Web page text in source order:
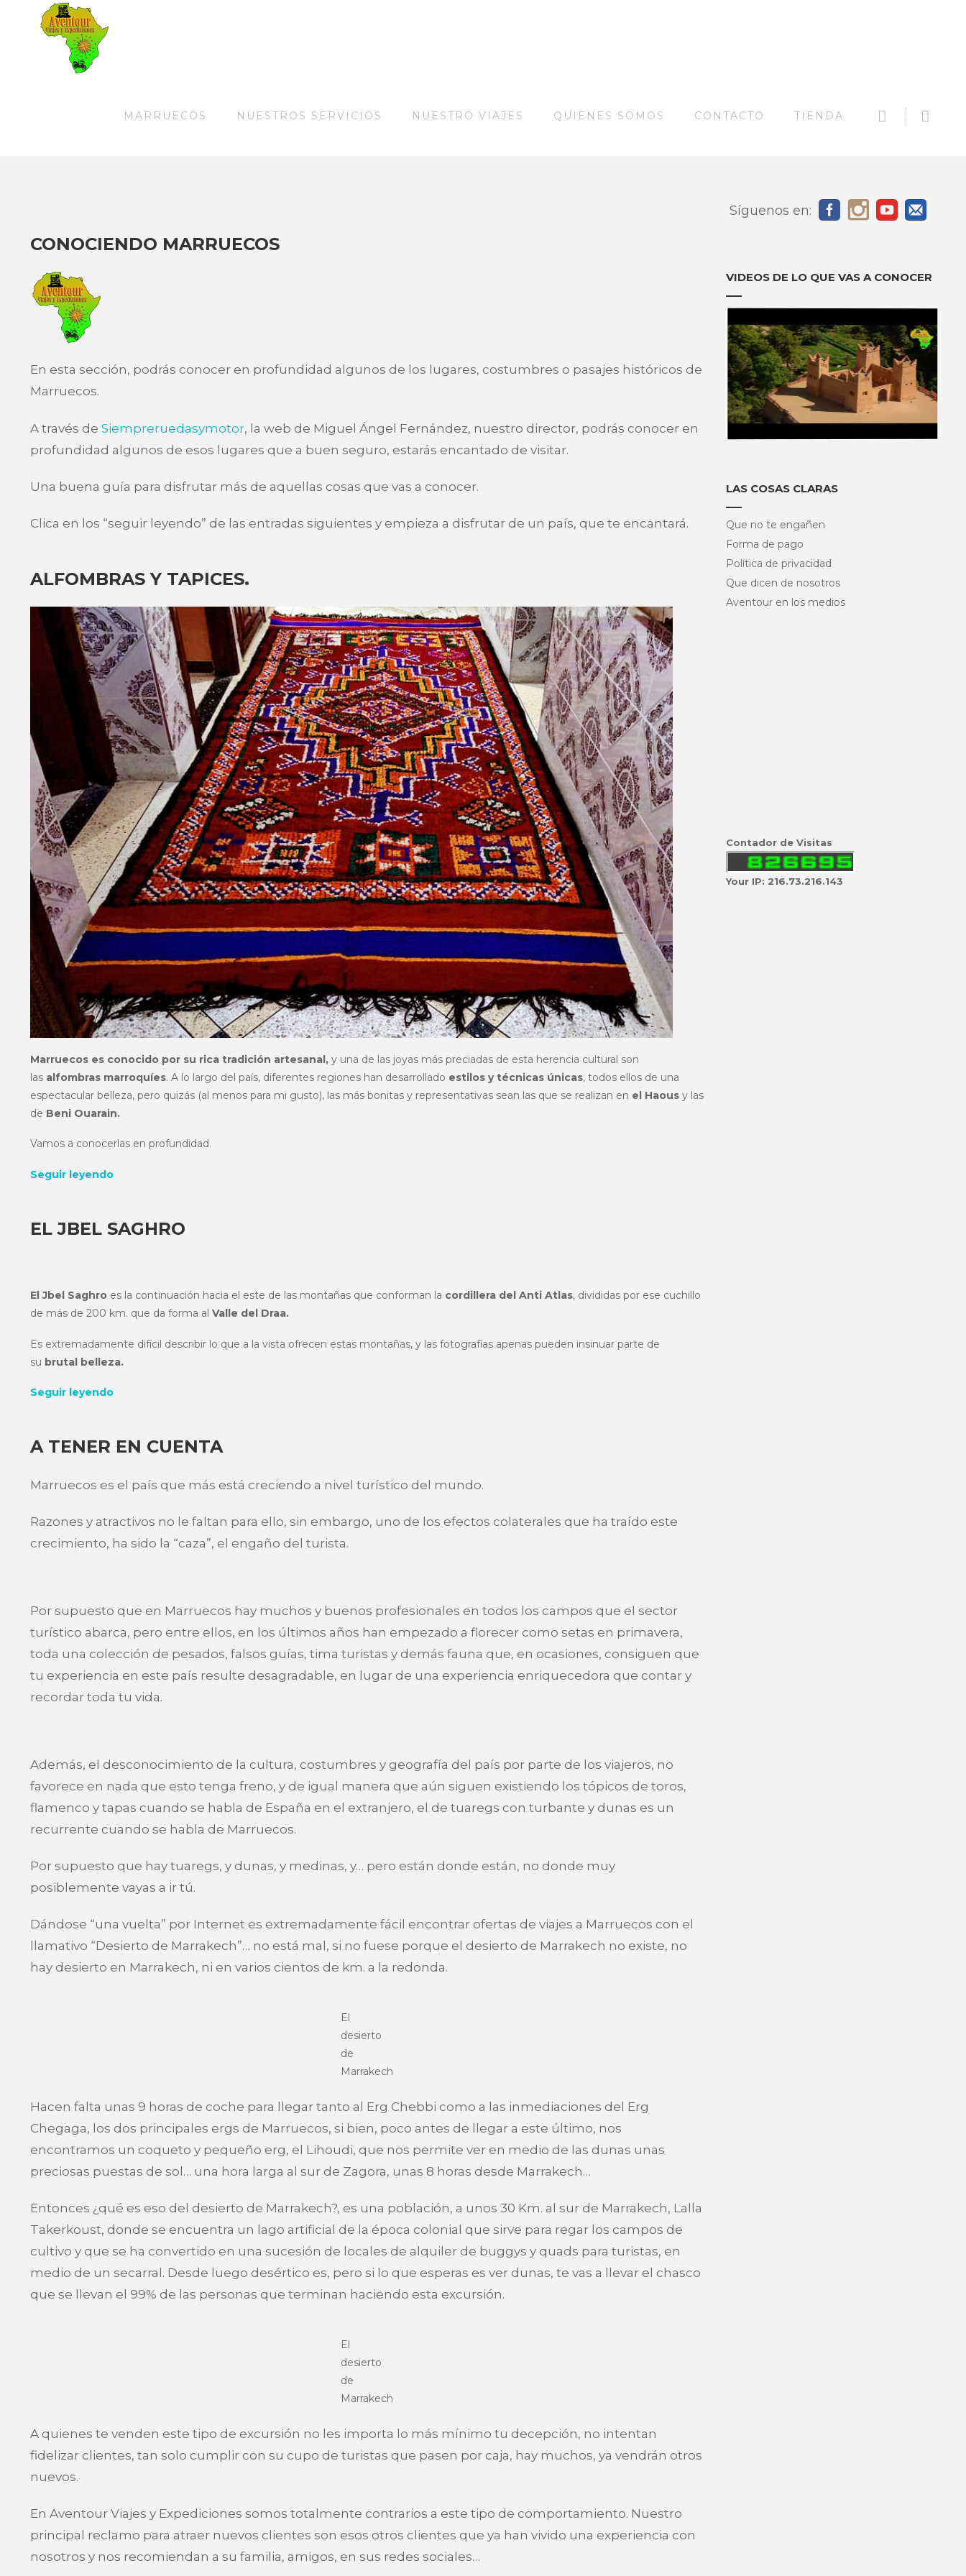
MARRUECOS NUESTROS SERVICIOS NUESTRO VIAJES QUIENES SOMOS CONTACTO TIENDA SEARCH
CONOCIENDO MARRUECOS
En esta sección, podrás conocer en profundidad algunos de los lugares, costumbres o pasajes históricos de
Marruecos.
A través de Siempreruedasymotor, la web de Miguel Ángel Fernández, nuestro director, podrás conocer en
profundidad algunos de esos lugares que a buen seguro, estarás encantado de visitar.
Una buena guía para disfrutar más de aquellas cosas que vas a conocer.
Clica en los “seguir leyendo” de las entradas siguientes y empieza a disfrutar de un país, que te encantará.
ALFOMBRAS Y TAPICES.
Marruecos es conocido por su rica tradición artesanal, y una de las joyas más preciadas de esta herencia cultural son
las alfombras marroquíes. A lo largo del país, diferentes regiones han desarrollado estilos y técnicas únicas, todos ellos de una
espectacular belleza, pero quizás (al menos para mi gusto), las más bonitas y representativas sean las que se realizan en el Haous y las
de Beni Ouarain.
Vamos a conocerlas en profundidad.
Seguir leyendo
EL JBEL SAGHRO
El Jbel Saghro es la continuación hacia el este de las montañas que conforman la cordillera del Anti Atlas, divididas por ese cuchillo
de más de 200 km. que da forma al Valle del Draa.
Es extremadamente difícil describir lo que a la vista ofrecen estas montañas, y las fotografías apenas pueden insinuar parte de
su brutal belleza.
Seguir leyendo
A TENER EN CUENTA
Marruecos es el país que más está creciendo a nivel turístico del mundo.
Razones y atractivos no le faltan para ello, sin embargo, uno de los efectos colaterales que ha traído este
crecimiento, ha sido la “caza”, el engaño del turista.
Por supuesto que en Marruecos hay muchos y buenos profesionales en todos los campos que el sector
turístico abarca, pero entre ellos, en los últimos años han empezado a florecer como setas en primavera,
toda una colección de pesados, falsos guías, tima turistas y demás fauna que, en ocasiones, consiguen que
tu experiencia en este país resulte desagradable, en lugar de una experiencia enriquecedora que contar y
recordar toda tu vida.
Además, el desconocimiento de la cultura, costumbres y geografía del país por parte de los viajeros, no
favorece en nada que esto tenga freno, y de igual manera que aún siguen existiendo los tópicos de toros,
flamenco y tapas cuando se habla de España en el extranjero, el de tuaregs con turbante y dunas es un
recurrente cuando se habla de Marruecos.
Por supuesto que hay tuaregs, y dunas, y medinas, y… pero están donde están, no donde muy
posiblemente vayas a ir tú.
Dándose “una vuelta” por Internet es extremadamente fácil encontrar ofertas de viajes a Marruecos con el
llamativo “Desierto de Marrakech”… no está mal, si no fuese porque el desierto de Marrakech no existe, no
hay desierto en Marrakech, ni en varios cientos de km. a la redonda.
El
desierto
de
Marrakech
Hacen falta unas 9 horas de coche para llegar tanto al Erg Chebbi como a las inmediaciones del Erg
Chegaga, los dos principales ergs de Marruecos, si bien, poco antes de llegar a este último, nos
encontramos un coqueto y pequeño erg, el Lihoudi, que nos permite ver en medio de las dunas unas
preciosas puestas de sol… una hora larga al sur de Zagora, unas 8 horas desde Marrakech…
Entonces ¿qué es eso del desierto de Marrakech?, es una población, a unos 30 Km. al sur de Marrakech, Lalla
Takerkoust, donde se encuentra un lago artificial de la época colonial que sirve para regar los campos de
cultivo y que se ha convertido en una sucesión de locales de alquiler de buggys y quads para turistas, en
medio de un secarral. Desde luego desértico es, pero si lo que esperas es ver dunas, te vas a llevar el chasco
que se llevan el 99% de las personas que terminan haciendo esta excursión.
El
desierto
de
Marrakech
A quienes te venden este tipo de excursión no les importa lo más mínimo tu decepción, no intentan
fidelizar clientes, tan solo cumplir con su cupo de turistas que pasen por caja, hay muchos, ya vendrán otros
nuevos.
En Aventour Viajes y Expediciones somos totalmente contrarios a este tipo de comportamiento. Nuestro
principal reclamo para atraer nuevos clientes son esos otros clientes que ya han vivido una experiencia con
nosotros y nos recomiendan a su familia, amigos, en sus redes sociales…
Síguenos en:
VIDEOS DE LO QUE VAS A CONOCER
LAS COSAS CLARAS
Que no te engañen
Forma de pago
Política de privacidad
Que dicen de nosotros
Aventour en los medios
Contador de Visitas
Your IP: 216.73.216.143